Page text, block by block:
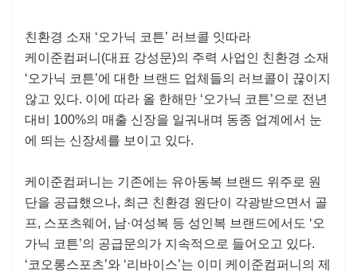
친환경 소재 ‘오가닉 코튼’ 러브콜 잇따라
케이준컴퍼니(대표 강성문)의 주력 사업인 친환경 소재
‘오가닉 코튼’에 대한 브랜드 업체들의 러브콜이 끊이지
않고 있다. 이에 따라 올 한해만 ‘오가닉 코튼’으로 전년
대비 100%의 매출 신장을 일궈내며 동종 업계에서 눈
에 띄는 신장세를 보이고 있다.
케이준컴퍼니는 기존에는 유아동복 브랜드 위주로 원
단을 공급했으나, 최근 친환경 원단이 각광받으면서 골
프, 스포츠웨어, 남·여성복 등 성인복 브랜드에서도 ‘오
가닉 코튼’의 공급문의가 지속적으로 들어오고 있다.
‘코오롱스포츠’와 ‘리바이스’는 이미 케이준컴퍼니의 제